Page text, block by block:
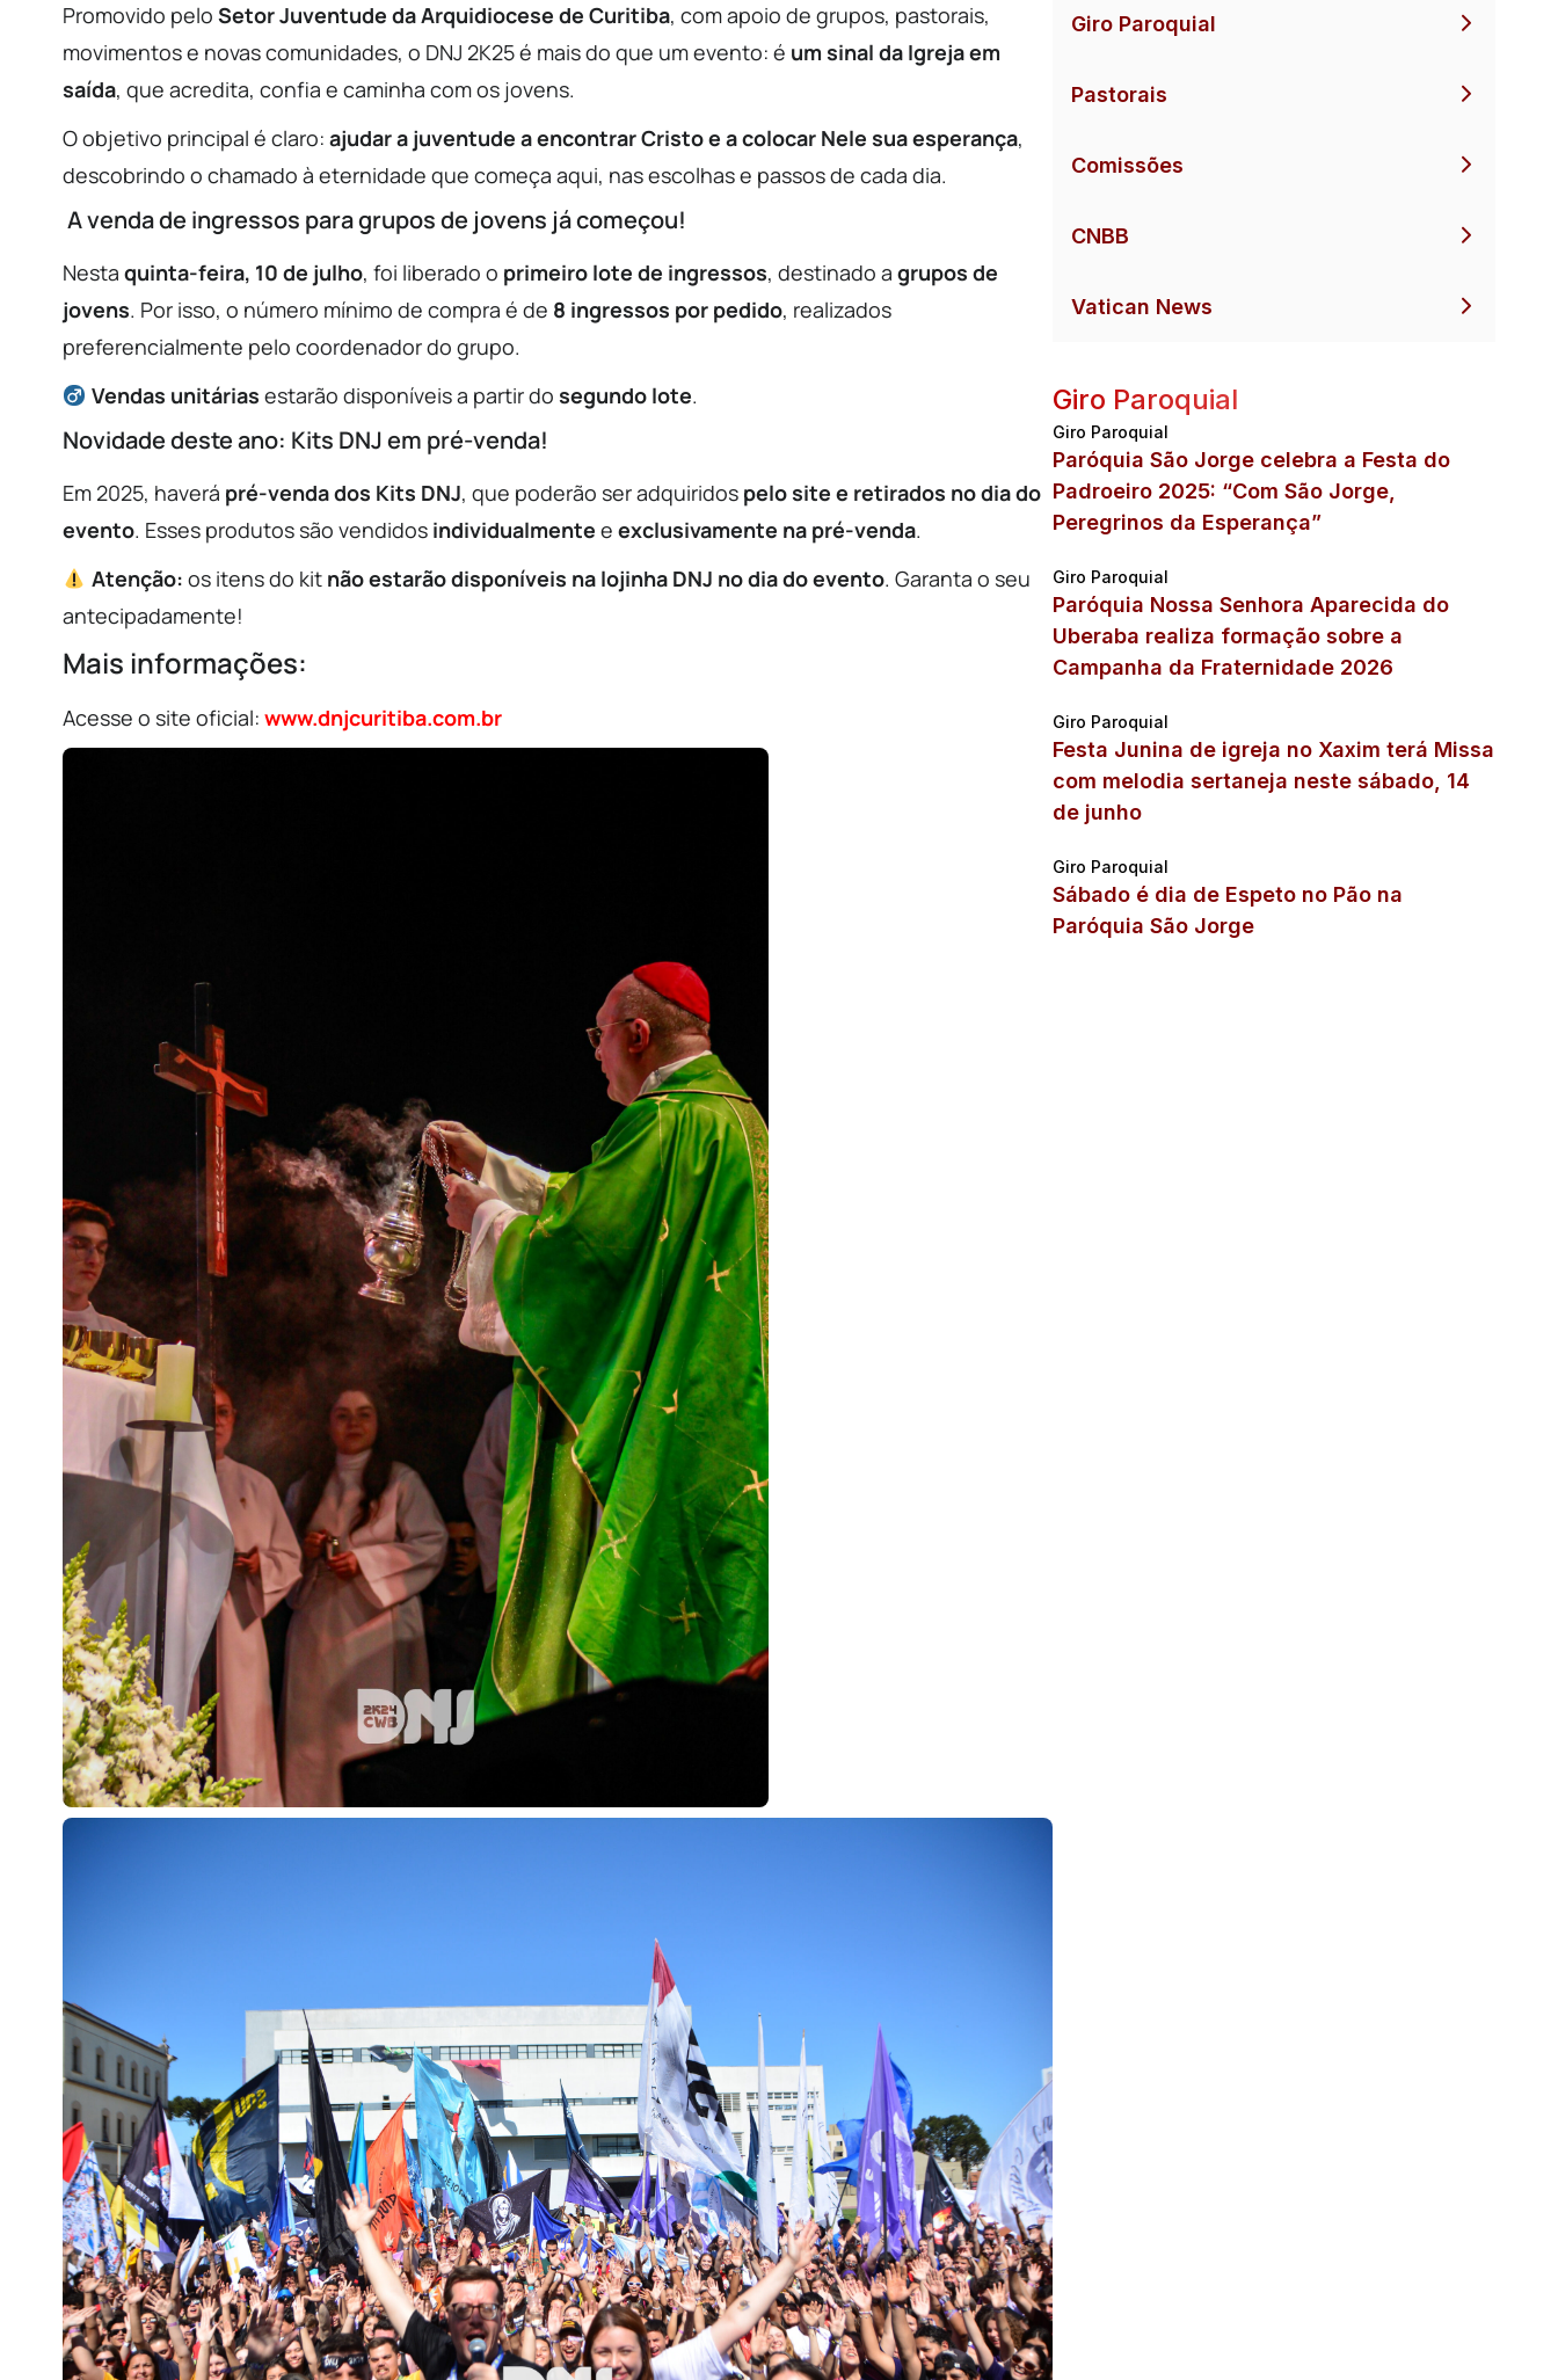
Promovido pelo Setor Juventude da Arquidiocese de Curitiba, com apoio de grupos, pastorais,
movimentos e novas comunidades, o DNJ 2K25 é mais do que um evento: é um sinal da Igreja em
saída, que acredita, confia e caminha com os jovens.
O objetivo principal é claro: ajudar a juventude a encontrar Cristo e a colocar Nele sua esperança,
descobrindo o chamado à eternidade que começa aqui, nas escolhas e passos de cada dia.
️ A venda de ingressos para grupos de jovens já começou!
Nesta quinta-feira, 10 de julho, foi liberado o primeiro lote de ingressos, destinado a grupos de
jovens. Por isso, o número mínimo de compra é de 8 ingressos por pedido, realizados
preferencialmente pelo coordenador do grupo.
Vendas unitárias estarão disponíveis a partir do segundo lote.
Novidade deste ano: Kits DNJ em pré-venda!
Em 2025, haverá pré-venda dos Kits DNJ, que poderão ser adquiridos pelo site e retirados no dia do
evento. Esses produtos são vendidos individualmente e exclusivamente na pré-venda.
Atenção: os itens do kit não estarão disponíveis na lojinha DNJ no dia do evento. Garanta o seu
antecipadamente!
Mais informações:
Acesse o site oficial: www.dnjcuritiba.com.br
Giro Paroquial
Pastorais
Comissões
CNBB
Vatican News
Giro Paroquial
Giro Paroquial
Paróquia São Jorge celebra a Festa do
Padroeiro 2025: “Com São Jorge,
Peregrinos da Esperança”
Giro Paroquial
Paróquia Nossa Senhora Aparecida do
Uberaba realiza formação sobre a
Campanha da Fraternidade 2026
Giro Paroquial
Festa Junina de igreja no Xaxim terá Missa
com melodia sertaneja neste sábado, 14
de junho
Giro Paroquial
Sábado é dia de Espeto no Pão na
Paróquia São Jorge